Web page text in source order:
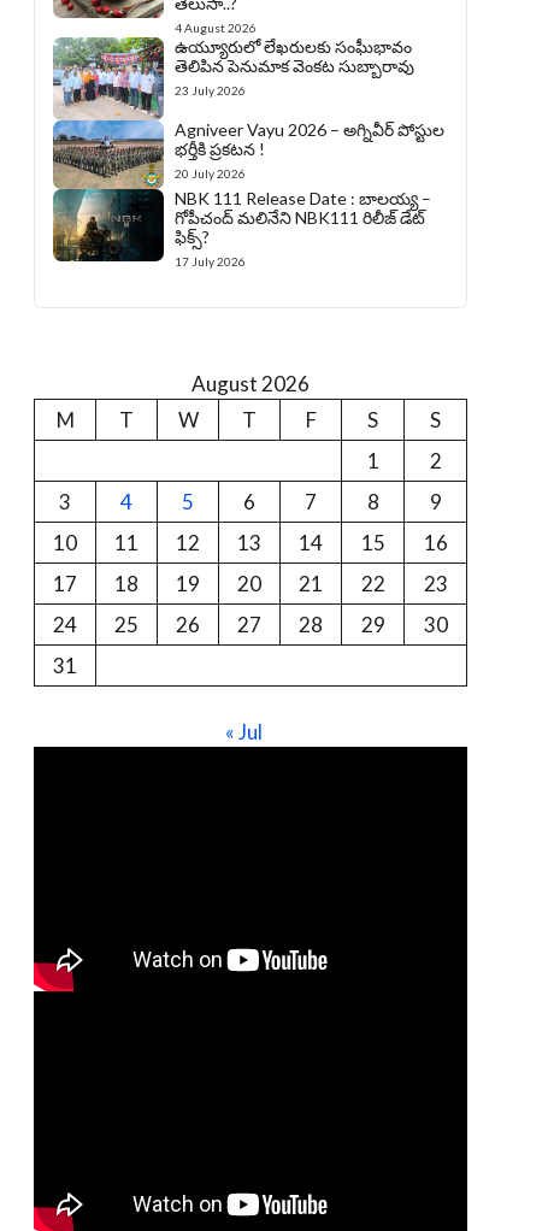
4 August 2026
ఉయ్యూరులో లేఖరులకు సంఘీభావం
తెలిపిన పెనుమాక వెంకట సుబ్బారావు
23 July 2026
Agniveer Vayu 2026 – అగ్నివీర్‌ పోస్టుల
భర్తీకి ప్రకటన !
20 July 2026
NBK 111 Release Date : బాలయ్య –
గోపీచంద్ మలినేని NBK111 రిలీజ్ డేట్
ఫిక్స్?
17 July 2026
August 2026
M
T W T F S
S
1
2
3
4 5 6 7 8
9
10
11 12 13 14 15
16
17
18 19 20 21 22
23
24
25 26 27 28 29
30
31
« Jul